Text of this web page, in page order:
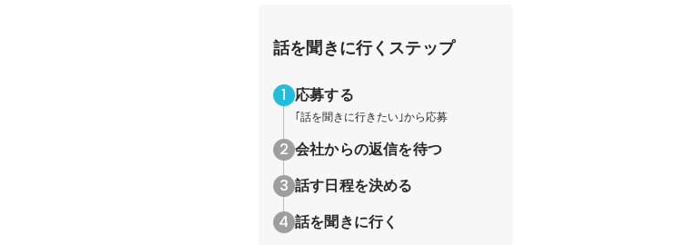
話を聞きに行くステップ
応募する
｢話を聞きに行きたい｣から応募
会社からの返信を待つ
話す日程を決める
話を聞きに行く